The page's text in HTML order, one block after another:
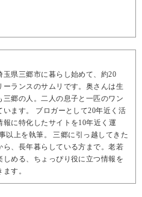
玉県三郷市に暮らし始めて、約20
ーランスのサムリです。奥さんは生
三郷の人。二人の息子と一匹のワン
います。 ブロガーとして20年近く活
報に特化したサイトを10年近く運
以上を執筆。 三郷に引っ越してきた
ら、長年暮らしている方まで。老若
しめる、ちょっぴり役に立つ情報を
す。